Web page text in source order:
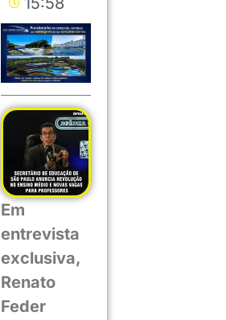
Em
entrevista
exclusiva,
Renato
Feder